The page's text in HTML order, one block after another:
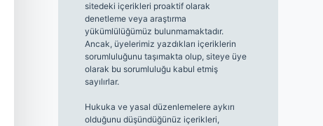
sitedeki içerikleri proaktif olarak
denetleme veya araştırma
yükümlülüğümüz bulunmamaktadır.
Ancak, üyelerimiz yazdıkları içeriklerin
sorumluluğunu taşımakta olup, siteye üye
olarak bu sorumluluğu kabul etmiş
sayılırlar.
Hukuka ve yasal düzenlemelere aykırı
olduğunu düşündüğünüz içerikleri,